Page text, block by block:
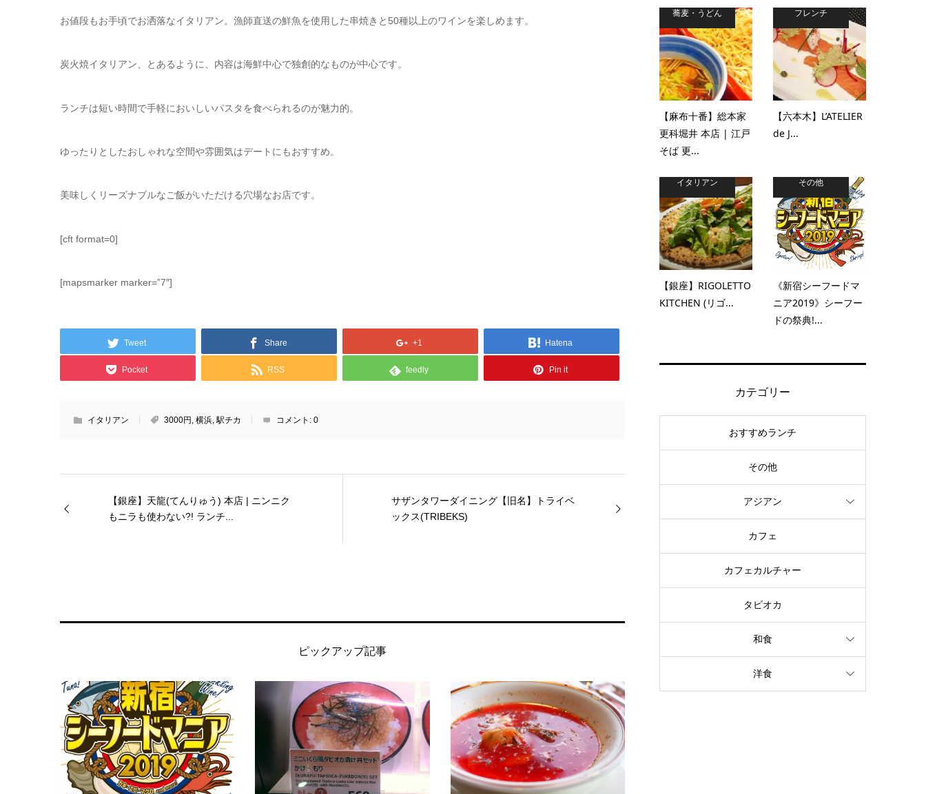
お値段もお手頃でお洒落なイタリアン。漁師直送の鮮魚を使用した串焼きと50種以上のワインを楽しめます。
炭火焼イタリアン、とあるように、内容は海鮮中心で独創的なものが中心です。
ランチは短い時間で手軽においしいパスタを食べられるのが魅力的。
ゆったりとしたおしゃれな空間や雰囲気はデートにもおすすめ。
美味しくリーズナブルなご飯がいただける穴場なお店です。
[cft format=0]
[mapsmarker marker=”7″]
Tweet Share +1 Hatena
Pocket RSS feedly Pin it
イタリアン 3000円 , 横浜,駅チカ コメント: 0
【銀座】天龍(てんりゅう) 本店 | ニンニク
もニラも使わない?! ランチ...
サザンタワーダイニング【旧名】トライベ
ックス(TRIBEKS)
ピックアップ記事
蕎麦・うどん
【麻布十番】総本家
更科堀井 本店 | 江戸
そば 更...
フレンチ
【六本木】L’ATELIER
de J...
イタリアン
【銀座】RIGOLETTO
KITCHEN (リゴ...
その他
《新宿シーフードマ
ニア2019》シーフー
ドの祭典!...
カテゴリー
おすすめランチ
その他
アジアン
カフェ
カフェカルチャー
タピオカ
和食
洋食